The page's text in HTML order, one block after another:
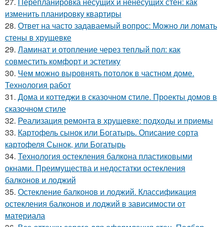
изменить планировку квартиры
28. Ответ на часто задаваемый вопрос: Можно ли ломать
стены в хрущевке
29. Ламинат и отопление через теплый пол: как
совместить комфорт и эстетику
30. Чем можно выровнять потолок в частном доме.
Технология работ
31. Дома и коттеджи в сказочном стиле. Проекты домов в
сказочном стиле
32. Реализация ремонта в хрущевке: подходы и приемы
33. Картофель сынок или Богатырь. Описание сорта
картофеля Сынок, или Богатырь
34. Технология остекления балкона пластиковыми
окнами. Преимущества и недостатки остекления
балконов и лоджий
35. Остекление балконов и лоджий. Классификация
остекления балконов и лоджий в зависимости от
материала